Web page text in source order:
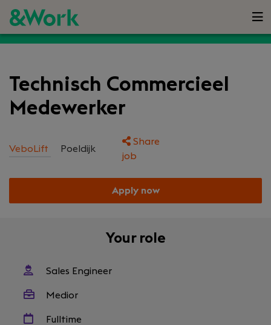
Technisch Commercieel
Medewerker
VeboLift Poeldijk
Share
job
Apply now
Your role
Sales Engineer
Medior
Fulltime